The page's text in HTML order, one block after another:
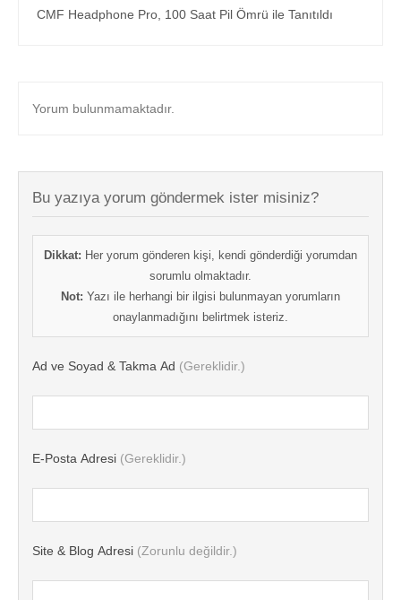
CMF Headphone Pro, 100 Saat Pil Ömrü ile Tanıtıldı
Yorum bulunmamaktadır.
Bu yazıya yorum göndermek ister misiniz?
Dikkat: Her yorum gönderen kişi, kendi gönderdiği yorumdan
sorumlu olmaktadır.
Not: Yazı ile herhangi bir ilgisi bulunmayan yorumların
onaylanmadığını belirtmek isteriz.
Ad ve Soyad & Takma Ad (Gereklidir.)
E-Posta Adresi (Gereklidir.)
Site & Blog Adresi (Zorunlu değildir.)